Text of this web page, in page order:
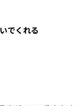
でくれる